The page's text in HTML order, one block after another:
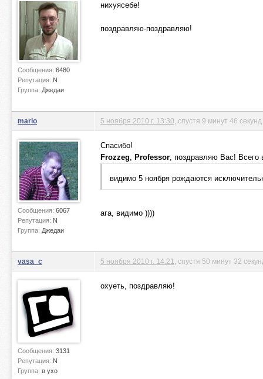
Сообщения: 6480
Репутация: N
Группа: Джедаи
нихуясебе!
поздравляю-поздравляю!
mario
Сообщения: 6067
Репутация: N
Группа: Джедаи
5 ноября 2010 г. 13:30 , спустя 9 минут 46 секунд
Спасибо!
Frozzeg, Professor, поздравляю Вас! Всего
видимо 5 ноября рождаются
ага, видимо ))))
vasa_c
Сообщения: 3131
Репутация: N
Группа: в ухо
5 ноября 2010 г. 14:21 , спустя 50 минут 32
охуеть, поздравляю!